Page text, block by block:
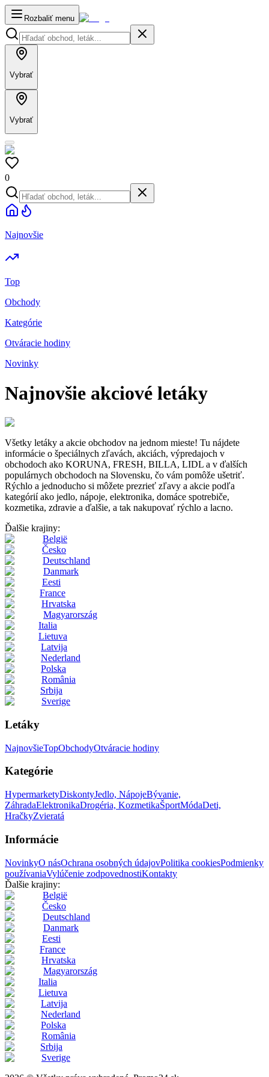
Rozbaliť menu
Vybrať
Vybrať
0
Najnovšie
Top
Obchody
Kategórie
Otváracie hodiny
Novinky
Najnovšie akciové letáky
Všetky letáky a akcie obchodov na jednom mieste! Tu nájdete
informácie o špeciálnych zľavách, akciách, výpredajoch v
obchodoch ako KORUNA, FRESH, BILLA, LIDL a v ďalších
populárnych obchodoch na Slovensku, čo vám pomôže ušetriť.
Rýchlo a jednoducho si môžete prezrieť zľavy a akcie podľa
kategórií ako jedlo, nápoje, elektronika, domáce spotrebiče,
kozmetika, zdravie a ďalšie, a tak nakupovať rýchlo a lacno.
Ďalšie krajiny:
België
Česko
Deutschland
Danmark
Eesti
France
Hrvatska
Magyarország
Italia
Lietuva
Latvija
Nederland
Polska
România
Srbija
Sverige
Letáky
NajnovšieTopObchodyOtváracie hodiny
Kategórie
HypermarketyDiskontyJedlo, NápojeBývanie,
ZáhradaElektronikaDrogéria, KozmetikaŠportMódaDeti,
HračkyZvieratá
Informácie
NovinkyO násOchrana osobných údajovPolitika cookiesPodmienky
používaniaVylúčenie zodpovednostiKontakty
Ďalšie krajiny:
België
Česko
Deutschland
Danmark
Eesti
France
Hrvatska
Magyarország
Italia
Lietuva
Latvija
Nederland
Polska
România
Srbija
Sverige